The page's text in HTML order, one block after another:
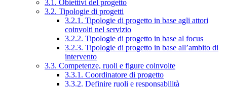
3.1. Obiettivi del progetto
3.2. Tipologie di progetti
3.2.1. Tipologie di progetto in base agli attori
coinvolti nel servizio
3.2.2. Tipologie di progetto in base al focus
3.2.3. Tipologie di progetto in base all’ambito di
intervento
3.3. Competenze, ruoli e figure coinvolte
3.3.1. Coordinatore di progetto
3.3.2. Definire ruoli e responsabilità